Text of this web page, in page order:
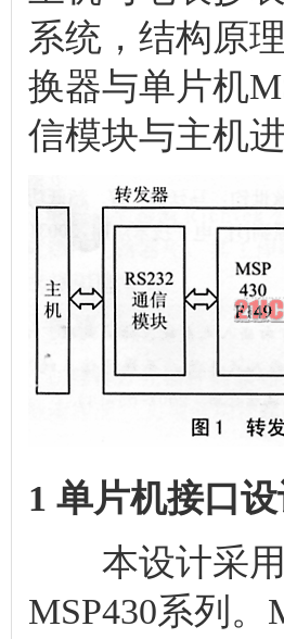
系统，结构原
换器与单片机
信模块与主机
1 单片机接口
本设计采用
MSP430系列